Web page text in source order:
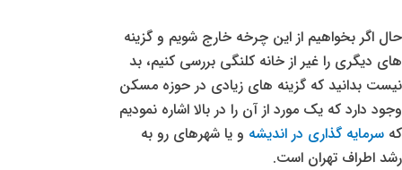
حال اگر بخواهیم از این چرخه خارج شویم و گزینه
های دیگری را غیر از خانه کلنگی بررسی کنیم، بد
نیست بدانید که گزینه های زیادی در حوزه مسکن
وجود دارد که یک مورد از آن را در بالا اشاره نمودیم
که سرمایه گذاری در اندیشه و یا شهرهای رو به
رشد اطراف تهران است.